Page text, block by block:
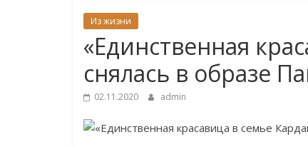
Из жизни
«Единственная
снялась в образе
02.11.2020 admin